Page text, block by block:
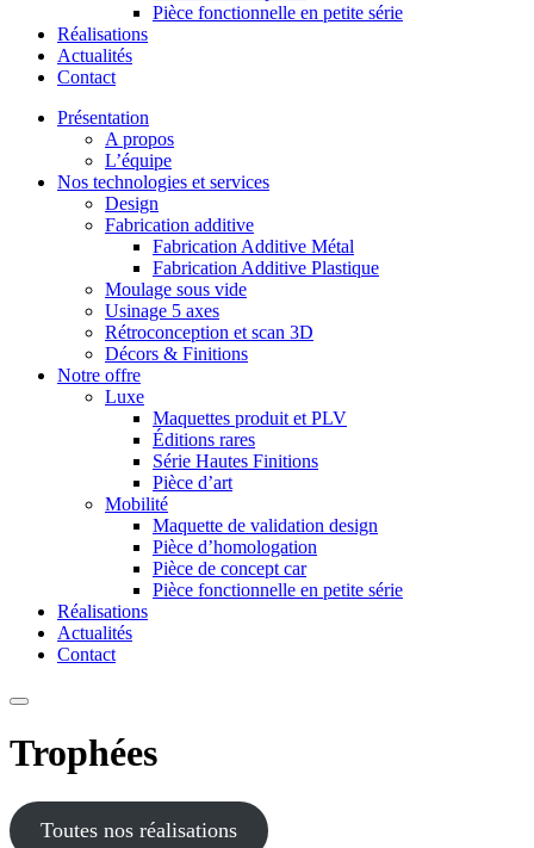
Pièce fonctionnelle en petite série
Réalisations
Actualités
Contact
Présentation
A propos
L’équipe
Nos technologies et services
Design
Fabrication additive
Fabrication Additive Métal
Fabrication Additive Plastique
Moulage sous vide
Usinage 5 axes
Rétroconception et scan 3D
Décors & Finitions
Notre offre
Luxe
Maquettes produit et PLV
Éditions rares
Série Hautes Finitions
Pièce d’art
Mobilité
Maquette de validation design
Pièce d’homologation
Pièce de concept car
Pièce fonctionnelle en petite série
Réalisations
Actualités
Contact
Trophées
Toutes nos réalisations